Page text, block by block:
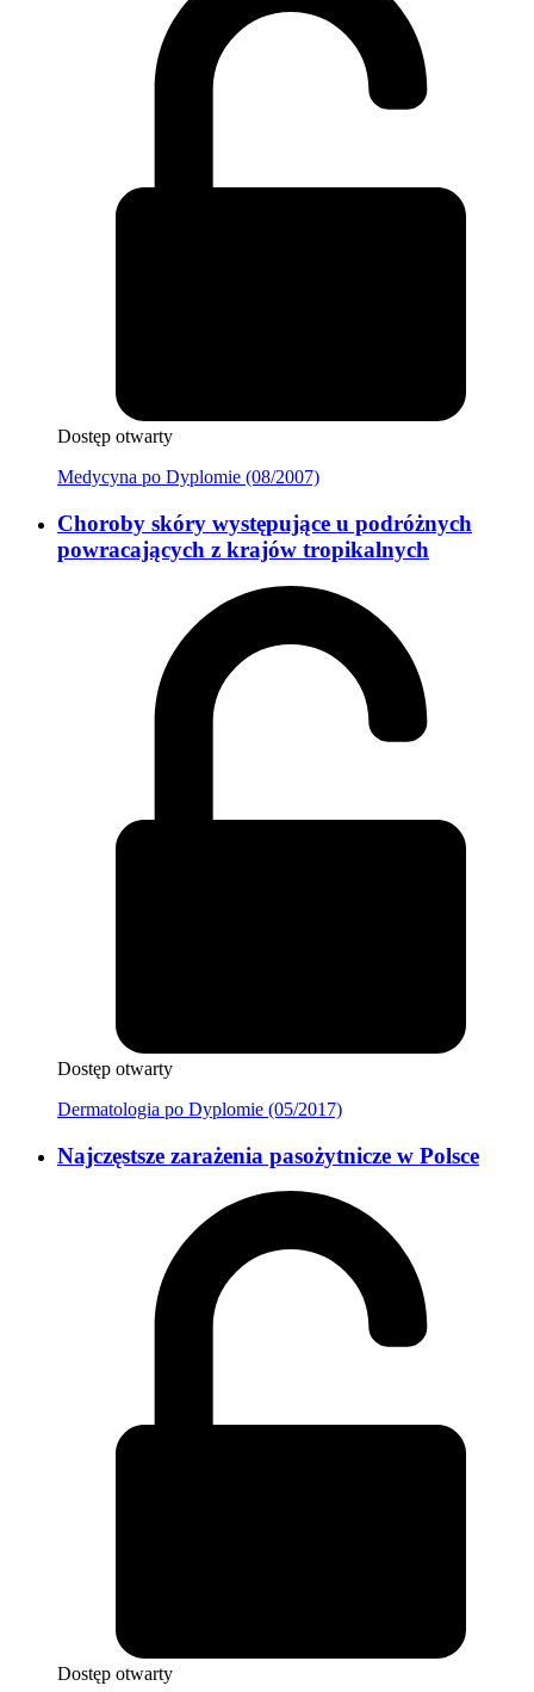
Dostęp otwarty
Medycyna po Dyplomie (08/2007)
Choroby skóry występujące u podróżnych
powracających z krajów tropikalnych
Dostęp otwarty
Dermatologia po Dyplomie (05/2017)
Najczęstsze zarażenia pasożytnicze w Polsce
Dostęp otwarty